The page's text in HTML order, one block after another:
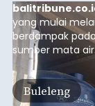
yang mulai
berdampak
sumber mata
warga di
kesulitan
untuk
Buleleng